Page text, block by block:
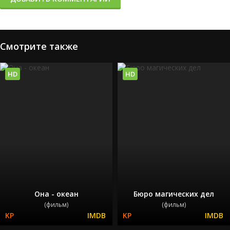
Смотрите также
Она - океан
(фильм)
HD
Бюро магических дел
(фильм)
HD